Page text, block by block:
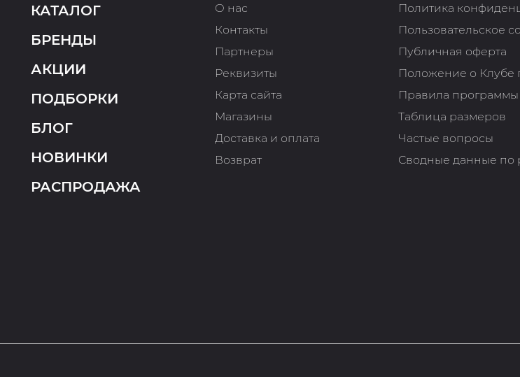
КАТАЛОГ
БРЕНДЫ
АКЦИИ
ПОДБОРКИ
БЛОГ
НОВИНКИ
РАСПРОДАЖА
О нас
Контакты
Партнеры
Реквизиты
Карта сайта
Магазины
Доставка и оплата
Возврат
Политика
Пользовательское
Публичная оферта
Положение о Клубе
Правила программы
Таблица размеров
Частые вопросы
Сводные данные по